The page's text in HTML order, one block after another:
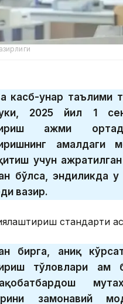
касб-ҳунар таълими
2025 йил 1
ҳажми
амалдаги
учун
бўлса, эндиликда
вазир.
стандарти
бирга, аниқ
тўловлари
замонавий